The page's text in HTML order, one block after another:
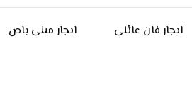
ايجار فان عائلي ايجار ميني باص